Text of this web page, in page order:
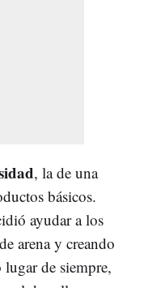
, la de una
básicos.
ayudar a los
arena y creando
de siempre,